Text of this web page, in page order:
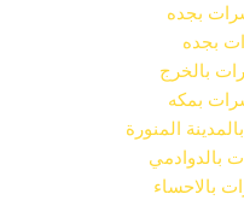
بجده
بجده
بالخرج
بمكه
المنورة
بالدوادمي
بالاحساء